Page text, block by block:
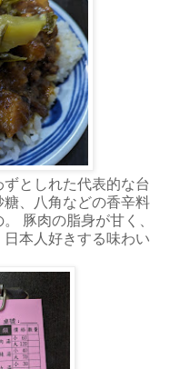
としれた代表的な台
、八角などの香辛料
豚肉の脂身が甘く、
本人好きする味わい